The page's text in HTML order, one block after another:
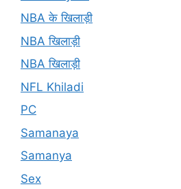
NBA के खिलाड़ी
NBA खिलाड़ी
NBA खिलाड़ी
NFL Khiladi
PC
Samanaya
Samanya
Sex